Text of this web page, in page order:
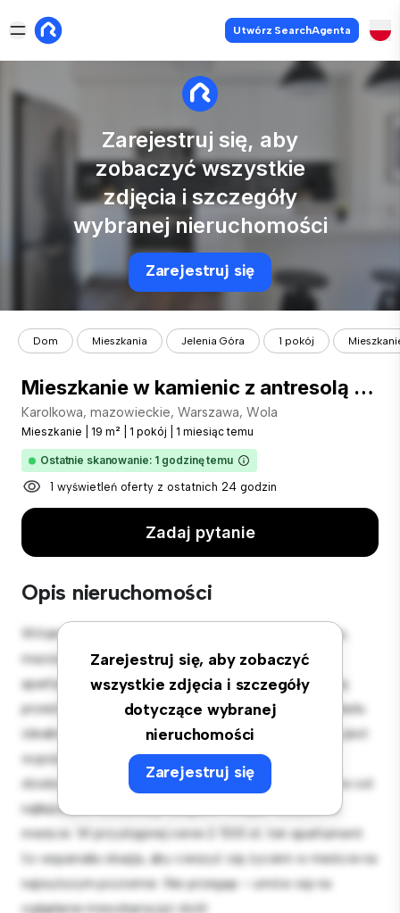
Utwórz SearchAgenta
Zarejestruj się, aby
zobaczyć wszystkie
zdjęcia i szczegóły
wybranej nieruchomości
Zarejestruj się
Dom Mieszkania Jelenia Góra 1 pokój
Mieszkanie w kamienic z antresolą | Parking Metro
Karolkowa, mazowieckie, Warszawa, Wola
Mieszkanie 19 m² 1 pokój 1 miesiąc temu
Ostatnie skanowanie: 1 godzinę temu
1 wyświetleń oferty z ostatnich 24 godzin
Zadaj pytanie
Opis nieruchomości
Zarejestruj się, aby zobaczyć
wszystkie zdjęcia i szczegóły
dotyczące wybranej
nieruchomości
Zarejestruj się
Witamy w Twojej nowej miejskiej oazie w Karolkowa,
mazowieckie, Warszawa, Wola! Ten nowoczesny
apartament z 1 sypialniami oferuje stylową i przytulną
przestrzeń do zamieszkania. Otwarta koncepcja układu
idealnie nadaje się do rozrywki, a elegancka kuchnia jest
wyposażona w najwyższej jakości sprzęt. Dzięki
doskonałej lokalizacji będziesz zaledwie kilka kroków od
najlepszych restauracji, sklepów i miejsc rozrywki w
mieście. W przystępnej cenie 2 500 zł, ten apartament
to wspaniała okazja, aby cieszyć się życiem w mieście na
najwyższym poziomie. Nie przegap – umów się na
oglądanie mieszkania już dziś!